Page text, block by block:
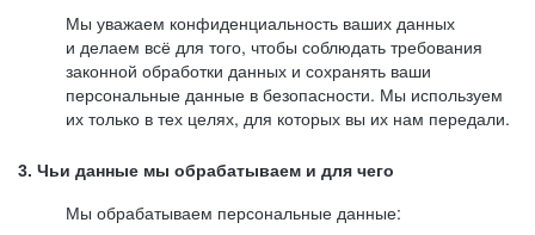
Мы уважаем конфиденциальность ваших данных
и делаем всё для того, чтобы соблюдать требования
законной обработки данных и сохранять ваши
персональные данные в безопасности. Мы используем
их только в тех целях, для которых вы их нам передали.
3. Чьи данные мы обрабатываем и для чего
Мы обрабатываем персональные данные: